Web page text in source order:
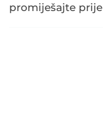
promiješajte